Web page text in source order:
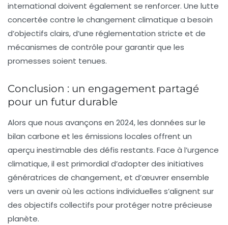
international doivent également se renforcer. Une lutte
concertée contre le changement climatique a besoin
d’objectifs clairs, d’une réglementation stricte et de
mécanismes de contrôle pour garantir que les
promesses soient tenues.
Conclusion : un engagement partagé
pour un futur durable
Alors que nous avançons en 2024, les données sur le
bilan carbone et les émissions locales offrent un
aperçu inestimable des défis restants. Face à l’urgence
climatique, il est primordial d’adopter des initiatives
génératrices de changement, et d’œuvrer ensemble
vers un avenir où les actions individuelles s’alignent sur
des objectifs collectifs pour protéger notre précieuse
planète.